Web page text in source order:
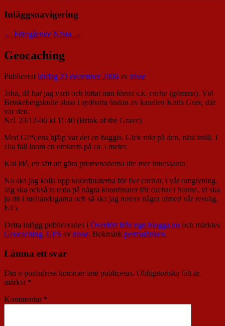
Inläggsnavigering
← Föregående Nästa →
Geocaching
Publiceratlördag 23 december 2006 av nisse
Jaha, då har jag varit och hittat min första s.k. cache (gömma). Vid
Brinkebergskulle sluss i sydöstra ändan av kanalen Karls Grav, där
var den.
Nr1 23/12-06 kl 11:40 (Brink of the Grave)
Med GPS:ens hjälp var det en baggis. Gick rakt på den, näst intill. I
alla fall inom en omkrets på ca 5 meter.
Kul idé, ett sätt att göra promenaderna lite mer intressanta.
Nu ska jag kolla upp koordinaterna för fler cachar, i vår omgivning.
Jag ska också ta reda på några koordinater för cachar i Sunne, vi ska
ju dit i mellandagarna och så ska jag notera några utmed vår resväg,
E45.
Detta inlägg publicerades i Överfört från ngn.blogga.nu och märktes
Geocaching, GPS av nisse. Bokmärk permalänken.
Lämna ett svar
Din e-postadress kommer inte publiceras. Obligatoriska fält är
märkta *
Kommentar *